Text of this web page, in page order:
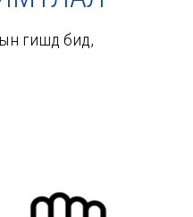
гишүүд бид,